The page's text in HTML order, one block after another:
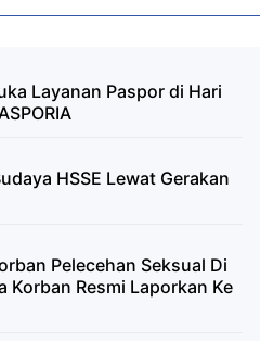
Layanan Paspor di Hari
HSSE Lewat Gerakan
Pelecehan Seksual Di
Korban Resmi Laporkan Ke